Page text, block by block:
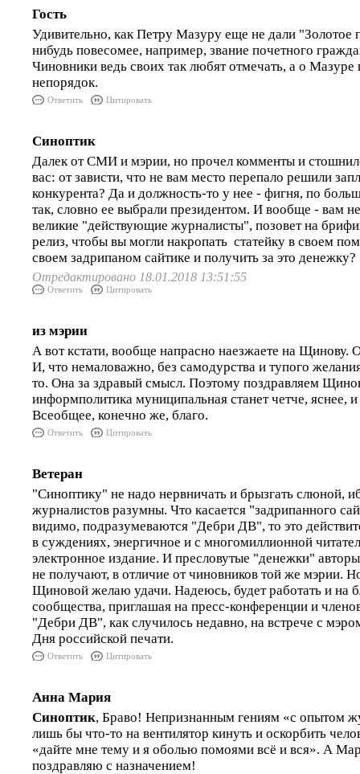
Гость
Удивительно, как Петру Мазуру еще не дали "Золотое
нибудь повесомее, например, звание почетного
Чиновники ведь своих так любят отмечать, а о
непорядок.
Ответить Цитировать
Синоптик
Далек от СМИ и мэрии, но прочел комменты и
вас: от зависти, что не вам место перепало решили
конкурента? Да и должность-то у нее - фигня, по
так, словно ее выбрали президентом. И вообще - вам
великие "действующие журналисты", позовет на
релиз, чтобы вы могли накропать статейку в своем
своем задрипаном сайтике и получить за это
Отредактировано 18.01.2018 13:51:55
Ответить Цитировать
из мэрии
А вот кстати, вообще напрасно наезжаете на Щинову.
И, что немаловажно, без самодурства и тупого
то. Она за здравый смысл. Поэтому поздравляем
информполитика муниципальная станет четче, яснее,
Всеобщее, конечно же, благо.
Ответить Цитировать
Ветеран
"Синоптику" не надо нервничать и брызгать слюной,
журналистов разумны. Что касается "задрипанного
видимо, подразумеваются "Дебри ДВ", то это
в суждениях, энергичное и с многомиллионной
электронное издание. И пресловутые "денежки"
не получают, в отличие от чиновников той же мэрии.
Щиновой желаю удачи. Надеюсь, будет работать и на
сообщества, приглашая на пресс-конференции и
"Дебри ДВ", как случилось недавно, на встрече с
Дня российской печати.
Ответить Цитировать
Анна Мария
Синоптик, Браво! Непризнанным гениям «с опытом
лишь бы что-то на вентилятор кинуть и оскорбить
«дайте мне тему и я оболью помоями всё и вся». А
поздравляю с назначением!